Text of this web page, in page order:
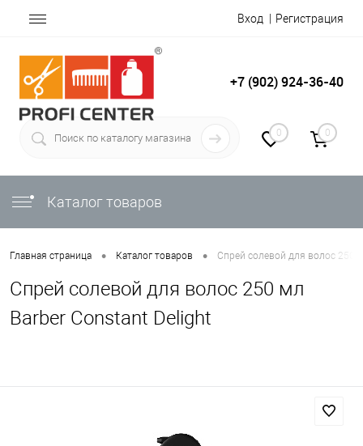
Вход Регистрация
+7 (902) 924-36-40
0 0
Каталог товаров
Главная страница • Каталог товаров • Спрей солевой для волос 250
Спрей солевой для волос 250 мл
Barber Constant Delight